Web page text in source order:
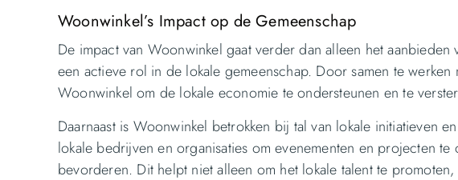
Woonwinkel’s Impact op de Gemeenschap
De impact van Woonwinkel gaat verder dan alleen het
een actieve rol in de lokale gemeenschap. Door samen te
Woonwinkel om de lokale economie te ondersteunen en te
Daarnaast is Woonwinkel betrokken bij tal van lokale initiatieven
lokale bedrijven en organisaties om evenementen en projecten
bevorderen. Dit helpt niet alleen om het lokale talent te